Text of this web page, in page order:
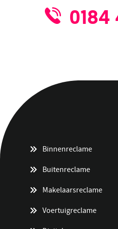
0184
Binnenreclame
Buitenreclame
Makelaarsreclame
Voertuigreclame